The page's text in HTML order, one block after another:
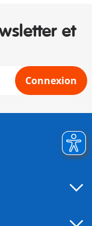
et
Connexion